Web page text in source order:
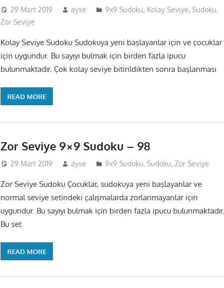
29 Mart 2019 ayse 9x9 Sudoku, Kolay Seviye,Sudoku,
Zor Seviye
Kolay Seviye Sudoku Sudokuya yeni başlayanlar için ve çocuklar
için uygundur. Bu sayıyı bulmak için birden fazla ipucu
bulunmaktadır. Çok kolay seviye bitirildikten sonra başlanması
READ MORE
Zor Seviye 9×9 Sudoku – 98
29 Mart 2019 ayse 9x9 Sudoku,Sudoku, Zor Seviye
Zor Seviye Sudoku Çocuklar, sudokuya yeni başlayanlar ve
normal seviye setindeki çalışmalarda zorlanmayanlar için
uygundur. Bu sayıyı bulmak için birden fazla ipucu bulunmaktadır.
Bu set
READ MORE